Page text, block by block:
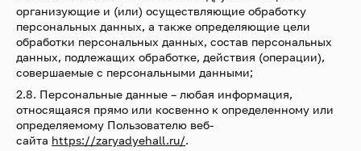
организующие и (или) осуществляющие обработку
персональных данных, а также определяющие цели
обработки персональных данных, состав персональных
данных, подлежащих обработке, действия (операции),
совершаемые с персональными данными;
2.8. Персональные данные – любая информация,
относящаяся прямо или косвенно к определенному или
определяемому Пользователю веб-
сайта https://zaryadyehall.ru/.